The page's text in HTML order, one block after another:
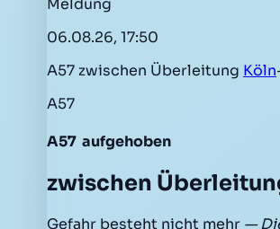
06.08.26, 17:50
A57 zwischen Überleitung Köln
A57
A57 aufgehoben
zwischen
Gefahr besteht nicht mehr —